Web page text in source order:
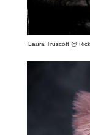
Laura Truscott @